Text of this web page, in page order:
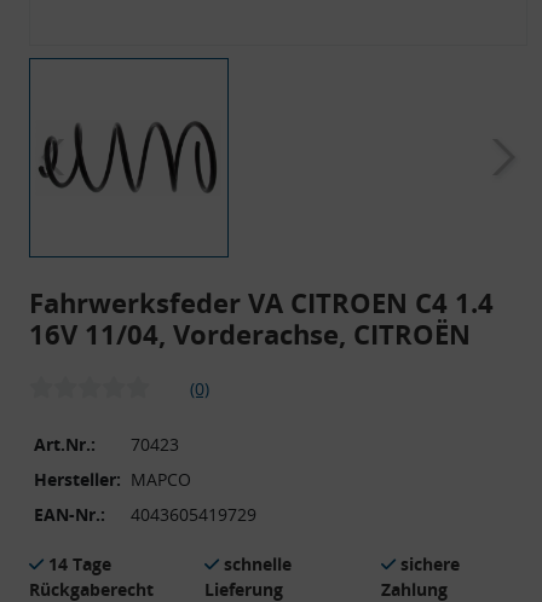
Fahrwerksfeder VA CITROEN C4 1.4
16V 11/04, Vorderachse, CITROËN
(0)
Art.Nr.:
70423
Hersteller: MAPCO
EAN-Nr.:
4043605419729
14 Tage
Rückgaberecht
schnelle
Lieferung
sichere
Zahlung